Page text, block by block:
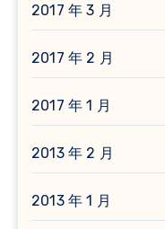
2017 年 3 月
2017 年 2 月
2017 年 1 月
2013 年 2 月
2013 年 1 月